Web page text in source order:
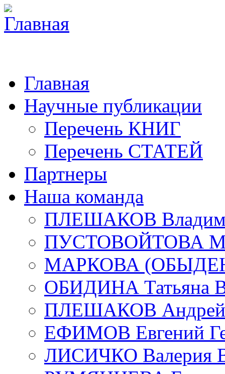
Главная
Научные публикации
Перечень КНИГ
Перечень СТАТЕЙ
Партнеры
Наша команда
ПЛЕШАКОВ
ПУСТОВОЙТОВА
МАРКОВА
ОБИДИНА Татьяна
ПЛЕШАКОВ Андрей
ЕФИМОВ Евгений
ЛИСИЧКО Валерия